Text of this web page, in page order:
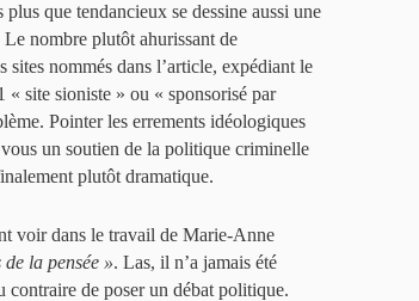
que tendancieux se dessine aussi une
nombre plutôt ahurissant de
sites nommés dans l’article, expédiant le
site sioniste » ou « sponsorisé par
Pointer les errements idéologiques
un soutien de la politique criminelle
plutôt dramatique.
voir dans le travail de Marie-Anne
de la pensée ». Las, il n’a jamais été
contraire de poser un débat politique.